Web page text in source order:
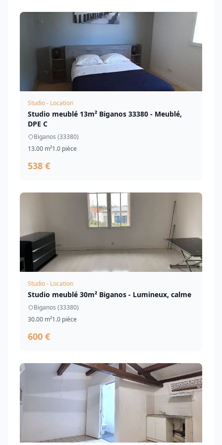
Studio - Location
Studio meublé 13m² Biganos 33380 - Meublé,
DPE C
Biganos (33380)
13.00 m²1.0 pièce
538 €
Studio - Location
Studio meublé 30m² Biganos - Lumineux, calme
Biganos (33380)
30.00 m²1.0 pièce
600 €